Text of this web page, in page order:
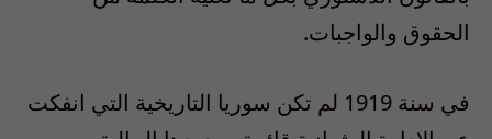
الحقوق والواجبات.
في سنة 1919 لم تكن سوريا التاريخية التي انفكت